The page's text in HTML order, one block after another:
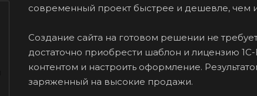
современный проект быстрее и дешевле, чем
Создание сайта на готовом решении не
достаточно приобрести шаблон и лицензию
контентом и настроить оформление.
заряженный на высокие продажи.